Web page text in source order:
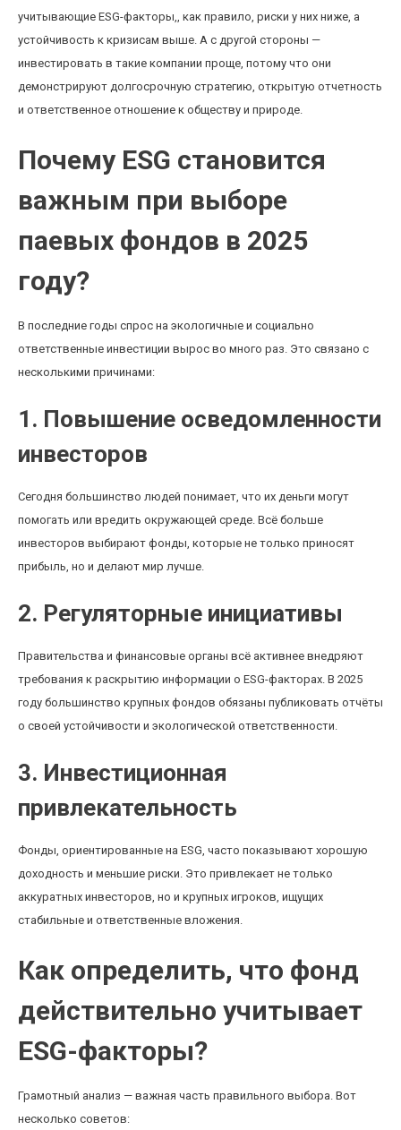
учитывающие ESG-факторы,, как правило, риски у них ниже, а
устойчивость к кризисам выше. А с другой стороны —
инвестировать в такие компании проще, потому что они
демонстрируют долгосрочную стратегию, открытую отчетность
и ответственное отношение к обществу и природе.
Почему ESG становится
важным при выборе
паевых фондов в 2025
году?
В последние годы спрос на экологичные и социально
ответственные инвестиции вырос во много раз. Это связано с
несколькими причинами:
1. Повышение осведомленности
инвесторов
Сегодня большинство людей понимает, что их деньги могут
помогать или вредить окружающей среде. Всё больше
инвесторов выбирают фонды, которые не только приносят
прибыль, но и делают мир лучше.
2. Регуляторные инициативы
Правительства и финансовые органы всё активнее внедряют
требования к раскрытию информации о ESG-факторах. В 2025
году большинство крупных фондов обязаны публиковать отчёты
о своей устойчивости и экологической ответственности.
3. Инвестиционная
привлекательность
Фонды, ориентированные на ESG, часто показывают хорошую
доходность и меньшие риски. Это привлекает не только
аккуратных инвесторов, но и крупных игроков, ищущих
стабильные и ответственные вложения.
Как определить, что фонд
действительно учитывает
ESG-факторы?
Грамотный анализ — важная часть правильного выбора. Вот
несколько советов: